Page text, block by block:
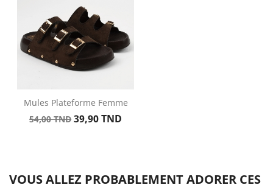
Mules Plateforme Femme
Prix
54,00 TND Prix
39,90 TND
VOUS ALLEZ PROBABLEMENT ADORER CES